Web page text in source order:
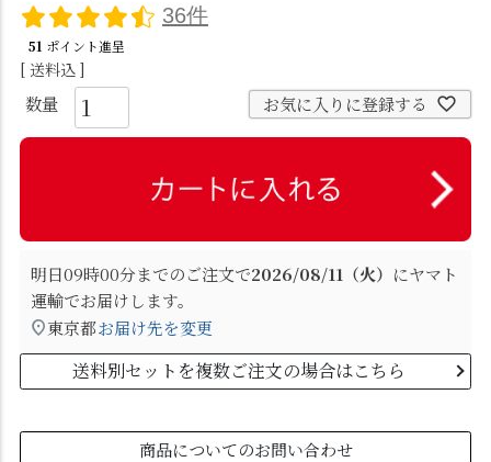
36件
51 ポイント進呈
送料込
お気に入りに登録する
明日09時00分までのご注文で2026/08/11（火） にヤマト
運輸でお届けします。
東京都お届け先を変更
送料別セットを複数ご注文の場合はこちら
商品についてのお問い合わせ